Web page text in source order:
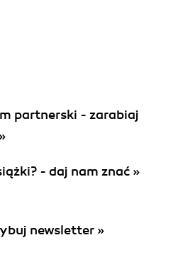
partnerski - zarabiaj
- daj nam znać »
newsletter »